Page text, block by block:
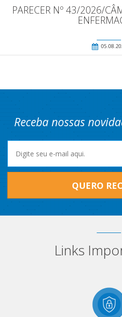
PARECER Nº 43/2026/
Receba nossas
QUERO
Links